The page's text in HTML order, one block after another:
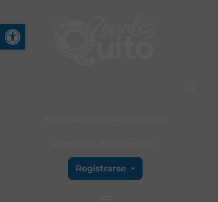
Abrir barra de
Registrarse